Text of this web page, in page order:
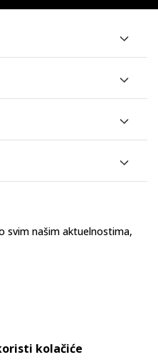
svim našim aktuelnostima,
kolačiće